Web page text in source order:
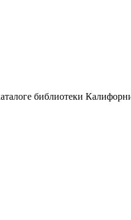
библиотеки